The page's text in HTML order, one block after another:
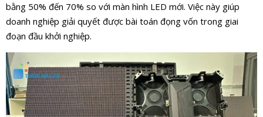
bằng 50% đến 70% so với màn hình LED mới. Việc này giúp
doanh nghiệp giải quyết được bài toán đọng vốn trong giai
đoạn đầu khởi nghiệp.